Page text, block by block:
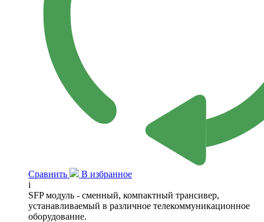
Сравнить
В избранное
i
SFP модуль - сменный, компактный трансивер,
устанавливаемый в различное телекоммуникационное
оборудование.